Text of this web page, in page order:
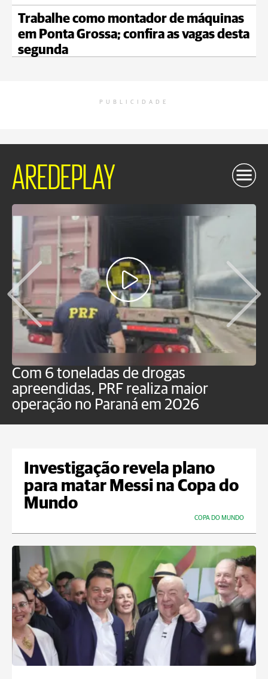
Trabalhe como montador de máquinas
em Ponta Grossa; confira as vagas desta
segunda
PUBLICIDADE
AREDEPLAY
Com 6 toneladas de drogas
apreendidas, PRF realiza maior
operação no Paraná em 2026
Investigação revela plano
para matar Messi na Copa do
Mundo
COPA DO MUNDO